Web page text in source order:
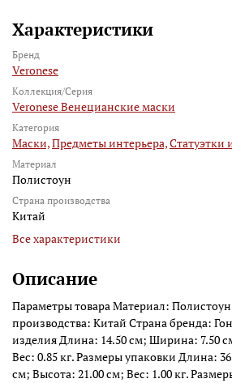
Характеристики
Бренд
Veronese
Коллекция/Серия
Veronese Венецианские маски
Категория
Маски,Предметы интерьера,Статуэтки
Материал
Полистоун
Страна производства
Китай
Все характеристики
Описание
Параметры товара Материал:
производства: Китай Страна бренда:
изделия Длина: 14.50 см; Ширина: 7.50
Вес: 0.85 кг. Размеры упаковки Длина:
см; Высота: 21.00 см; Вес: 1.00 кг.